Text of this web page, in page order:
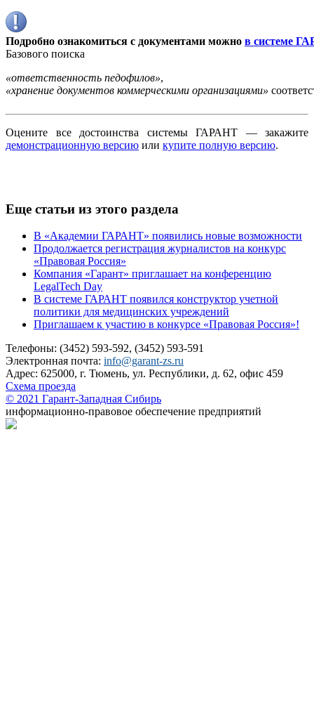
Подробно ознакомиться с документами можно в системе
Базового поиска
«ответственность педофилов»,
«хранение документов коммерческими организациями»
Оцените все достоинства системы ГАРАНТ — закажите
демонстрационную версию или купите полную версию.
Еще статьи из этого раздела
В «Академии ГАРАНТ» появились новые возможности
Продолжается регистрация журналистов на конкурс
«Правовая Россия»
Компания «Гарант» приглашает на конференцию
LegalTech Day
В системе ГАРАНТ появился конструктор учетной
политики для медицинских учреждений
Приглашаем к участию в конкурсе «Правовая Россия»!
Телефоны: (3452) 593-592, (3452) 593-591
Электронная почта: info@garant-zs.ru
Адрес: 625000, г. Тюмень, ул. Республики, д. 62, офис 459
Схема проезда
© 2021 Гарант-Западная Сибирь
информационно-правовое обеспечение предприятий